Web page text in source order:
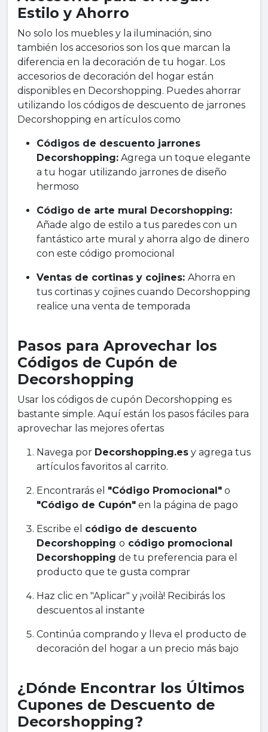
Estilo y Ahorro
No solo los muebles y la iluminación, sino
también los accesorios son los que marcan la
diferencia en la decoración de tu hogar. Los
accesorios de decoración del hogar están
disponibles en Decorshopping. Puedes ahorrar
utilizando los códigos de descuento de jarrones
Decorshopping en artículos como
Códigos de descuento jarrones
Decorshopping: Agrega un toque elegante
a tu hogar utilizando jarrones de diseño
hermoso
Código de arte mural Decorshopping:
Añade algo de estilo a tus paredes con un
fantástico arte mural y ahorra algo de dinero
con este código promocional
Ventas de cortinas y cojines: Ahorra en
tus cortinas y cojines cuando Decorshopping
realice una venta de temporada
Pasos para Aprovechar los
Códigos de Cupón de
Decorshopping
Usar los códigos de cupón Decorshopping es
bastante simple. Aquí están los pasos fáciles para
aprovechar las mejores ofertas
Navega por Decorshopping.es y agrega tus
artículos favoritos al carrito.
Encontrarás el "Código Promocional" o
"Código de Cupón" en la página de pago
Escribe el código de descuento
Decorshopping o código promocional
Decorshopping de tu preferencia para el
producto que te gusta comprar
Haz clic en "Aplicar" y ¡voilà! Recibirás los
descuentos al instante
Continúa comprando y lleva el producto de
decoración del hogar a un precio más bajo
¿Dónde Encontrar los Últimos
Cupones de Descuento de
Decorshopping?